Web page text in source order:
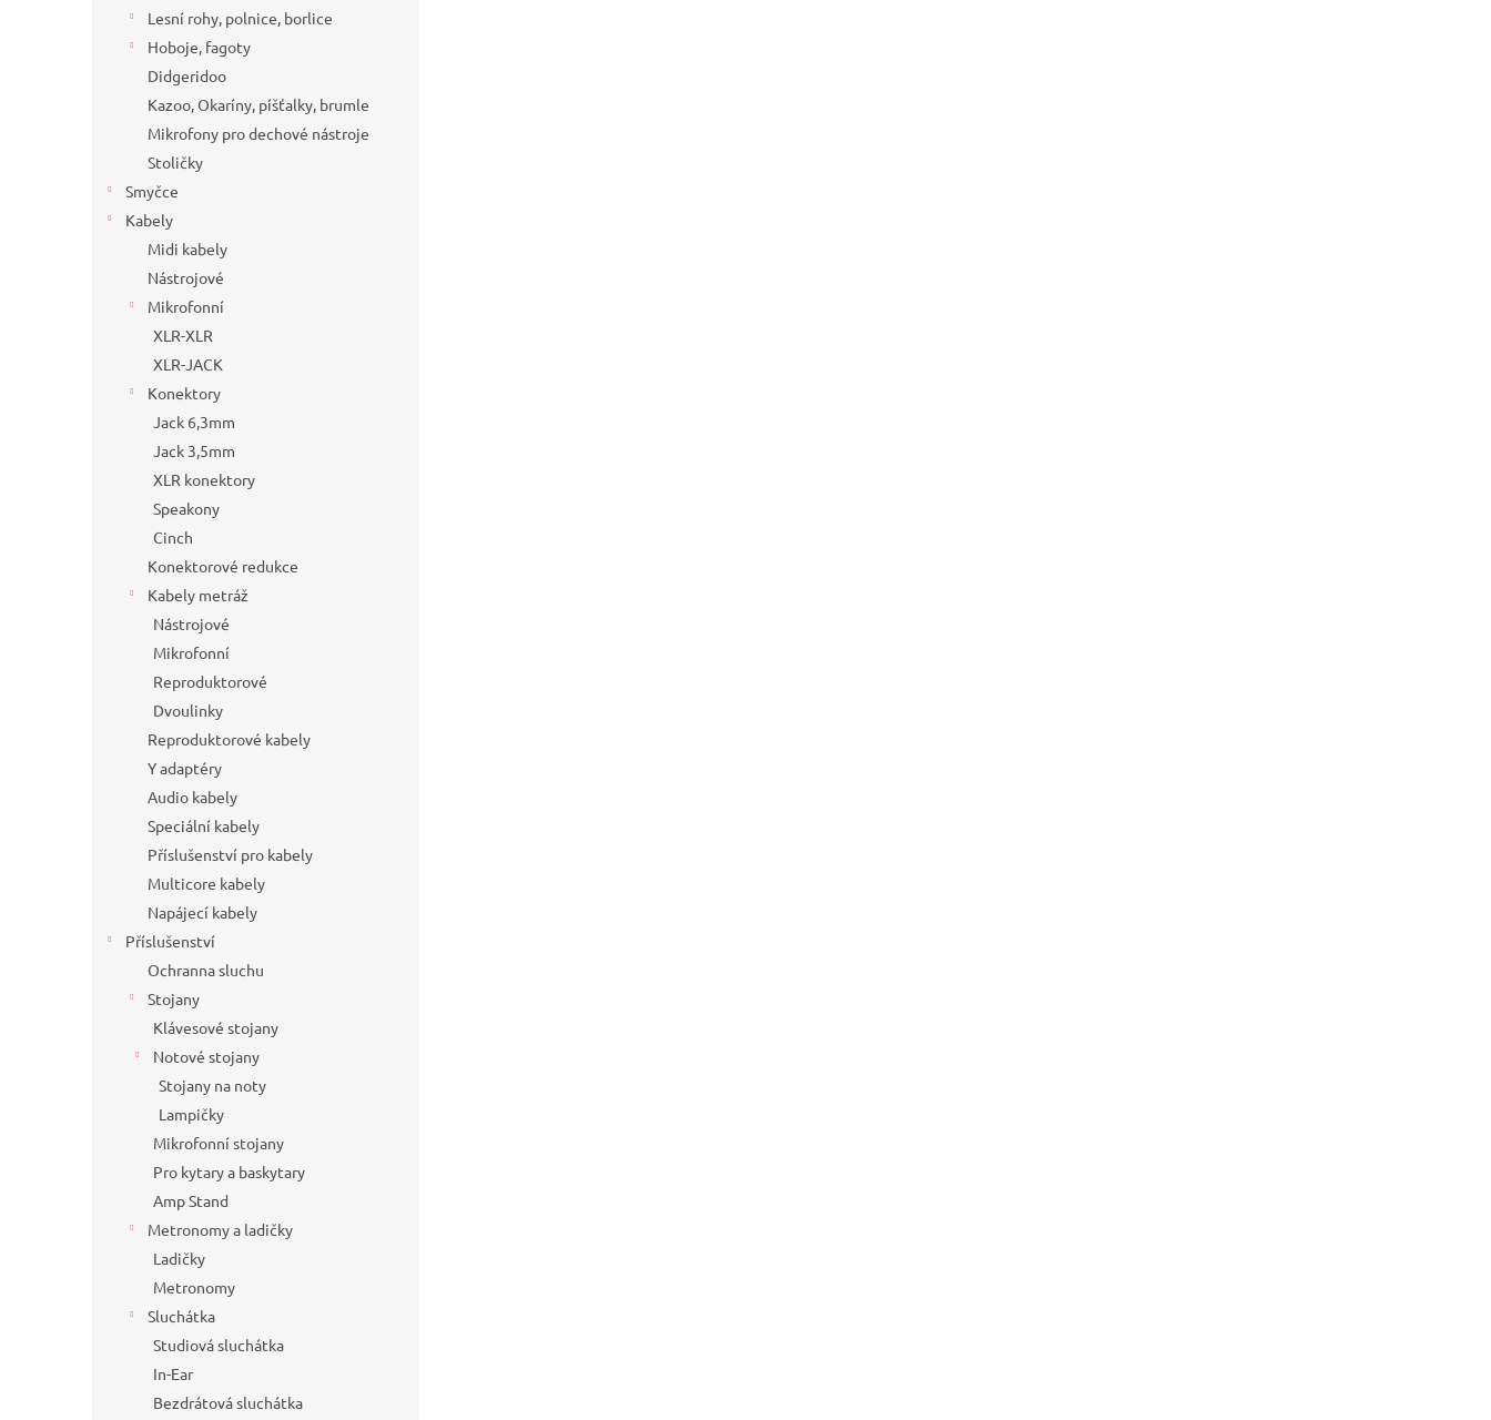
Lesní rohy, polnice, borlice
Hoboje, fagoty
Didgeridoo
Kazoo, Okaríny, píšťalky, brumle
Mikrofony pro dechové nástroje
Stoličky
Smyčce
Kabely
Midi kabely
Nástrojové
Mikrofonní
XLR-XLR
XLR-JACK
Konektory
Jack 6,3mm
Jack 3,5mm
XLR konektory
Speakony
Cinch
Konektorové redukce
Kabely metráž
Nástrojové
Mikrofonní
Reproduktorové
Dvoulinky
Reproduktorové kabely
Y adaptéry
Audio kabely
Speciální kabely
Příslušenství pro kabely
Multicore kabely
Napájecí kabely
Příslušenství
Ochranna sluchu
Stojany
Klávesové stojany
Notové stojany
Stojany na noty
Lampičky
Mikrofonní stojany
Pro kytary a baskytary
Amp Stand
Metronomy a ladičky
Ladičky
Metronomy
Sluchátka
Studiová sluchátka
In-Ear
Bezdrátová sluchátka